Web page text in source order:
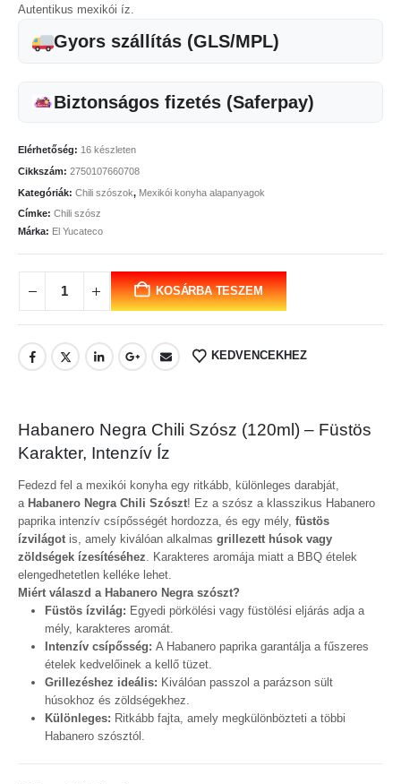
Autentikus mexikói íz.
Gyors szállítás (GLS/MPL)
Biztonságos fizetés (Saferpay)
Elérhetőség: 16 készleten
Cikkszám: 2750107660708
Kategóriák: Chili szószok, Mexikói konyha alapanyagok
Címke: Chili szósz
Márka: El Yucateco
KOSÁRBA TESZEM
KEDVENCEKHEZ
Habanero Negra Chili Szósz (120ml) – Füstös
Karakter, Intenzív Íz
Fedezd fel a mexikói konyha egy ritkább, különleges darabját,
a Habanero Negra Chili Szószt! Ez a szósz a klasszikus Habanero
paprika intenzív csípősségét hordozza, és egy mély, füstös
ízvilágot is, amely kiválóan alkalmas grillezett húsok vagy
zöldségek ízesítéséhez . Karakteres aromája miatt a BBQ ételek
elengedhetetlen kelléke lehet.
Miért válaszd a Habanero Negra szószt?
Füstös ízvilág: Egyedi pörkölési vagy füstölési eljárás adja a
mély, karakteres aromát.
Intenzív csípősség: A Habanero paprika garantálja a fűszeres
ételek kedvelőinek a kellő tüzet.
Grillezéshez ideális: Kiválóan passzol a parázson sült
húsokhoz és zöldségekhez.
Különleges: Ritkább fajta, amely megkülönbözteti a többi
Habanero szósztól.